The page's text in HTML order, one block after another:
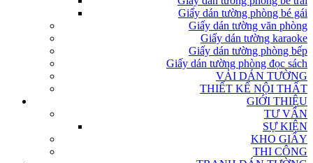
Giấy dán tường phòng bé gái
Giấy dán tường văn phòng
Giấy dán tường karaoke
Giấy dán tường phòng bếp
Giấy dán tường phòng đọc sách
VẢI DÁN TƯỜNG
THIẾT KẾ NỘI THẤT
GIỚI THIỆU
TƯ VẤN
SỰ KIỆN
KHO GIẤY
THI CÔNG